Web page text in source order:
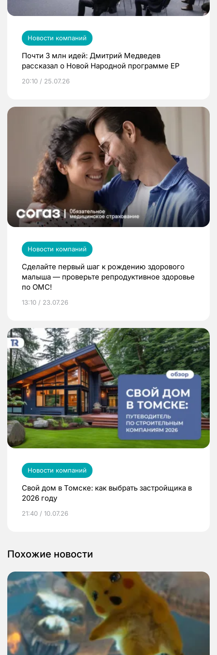
Новости компаний
Почти 3 млн идей: Дмитрий Медведев
рассказал о Новой Народной программе ЕР
20:10 / 25.07.26
Новости компаний
Сделайте первый шаг к рождению здорового
малыша — проверьте репродуктивное здоровье
по ОМС!
13:10 / 23.07.26
Новости компаний
Свой дом в Томске: как выбрать застройщика в
2026 году
21:40 / 10.07.26
Похожие новости